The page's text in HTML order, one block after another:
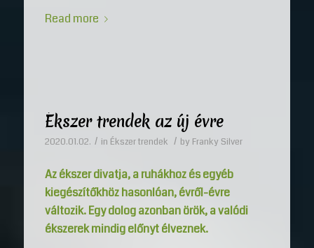
Read more
Ékszer trendek az új évre
2020.01.02. / in Ékszer trendek / by Franky Silver
Az ékszer divatja, a ruhákhoz és egyéb
kiegészítőkhöz hasonlóan, évről-évre
változik. Egy dolog azonban örök, a valódi
ékszerek mindig előnyt élveznek.